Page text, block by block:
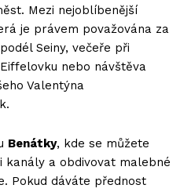
Mezi nejoblíbenější
je právem považována za
Seiny, večeře při
nebo návštěva
Valentýna
Benátky, kde se můžete
kanály a obdivovat malebné
Pokud dáváte přednost